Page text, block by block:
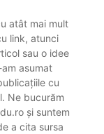
atât mai mult
link, atunci
sau o idee
asumat
cu
Ne bucurăm
și suntem
a cita sursa